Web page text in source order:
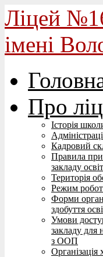
Ліцей
імені
Про
Історія
Кадровий
Правила
закладу
Територія
Режим
Форми
здобуття
Умови
закладу для
з ООП
Організація